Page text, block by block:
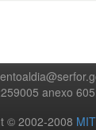
anexo 605
© 2002-2008 MIT